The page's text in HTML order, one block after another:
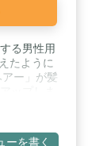
る男性用
たように
ー」が髪
に優れた
使用量が
ーを書く